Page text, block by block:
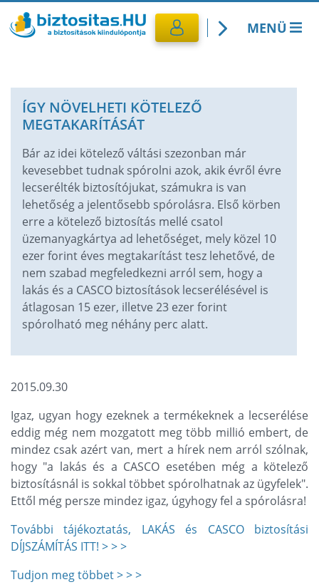
MENÜ
Utasbiztosítás
CASCO Biztosítás
Lakásbiztosítás
Banki termékek
ÍGY NÖVELHETI KÖTELEZŐ
MEGTAKARÍTÁSÁT
Bár az idei kötelező váltási szezonban már
kevesebbet tudnak spórolni azok, akik évről évre
lecserélték biztosítójukat, számukra is van
lehetőség a jelentősebb spórolásra. Első körben
erre a kötelező biztosítás mellé csatol
üzemanyagkártya ad lehetőséget, mely közel 10
ezer forint éves megtakarítást tesz lehetővé, de
nem szabad megfeledkezni arról sem, hogy a
lakás és a CASCO biztosítások lecserélésével is
átlagosan 15 ezer, illetve 23 ezer forint
spórolható meg néhány perc alatt.
2015.09.30
Igaz, ugyan hogy ezeknek a termékeknek a lecserélése
eddig még nem mozgatott meg több millió embert, de
mindez csak azért van, mert a hírek nem arról szólnak,
hogy "a lakás és a CASCO esetében még a kötelező
biztosításnál is sokkal többet spórolhatnak az ügyfelek".
Ettől még persze mindez igaz, úgyhogy fel a spórolásra!
További tájékoztatás, LAKÁS és CASCO biztosítási
DÍJSZÁMÍTÁS ITT! > > >
Tudjon meg többet > > >